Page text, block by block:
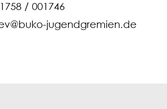
/ 001746
jugendgremien.de